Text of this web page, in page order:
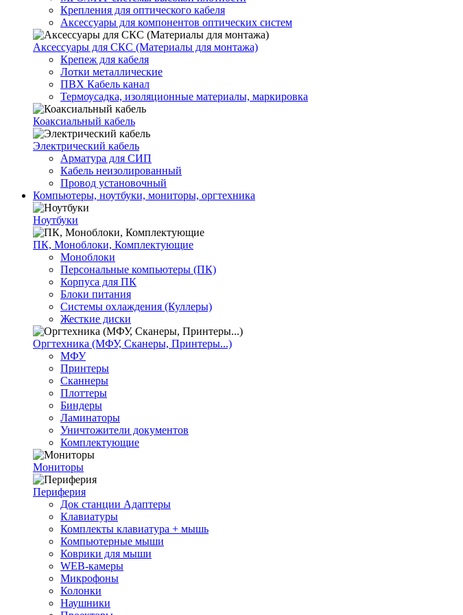
Крепления для оптического кабеля
Аксессуары для компонентов оптических систем
Аксессуары для СКС (Материалы для монтажа)
Крепеж для кабеля
Лотки металлические
ПВХ Кабель канал
Термоусадка, изоляционные материалы, маркировка
Коаксиальный кабель
Электрический кабель
Арматура для СИП
Кабель неизолированный
Провод установочный
Компьютеры, ноутбуки, мониторы, оргтехника
Ноутбуки
ПК, Моноблоки, Комплектующие
Моноблоки
Персональные компьютеры (ПК)
Корпуса для ПК
Блоки питания
Системы охлаждения (Куллеры)
Жесткие диски
Оргтехника (МФУ, Сканеры, Принтеры...)
МФУ
Принтеры
Сканнеры
Плоттеры
Биндеры
Ламинаторы
Уничтожители документов
Комплектующие
Мониторы
Периферия
Док станции Адаптеры
Клавиатуры
Комплекты клавиатура + мышь
Компьютерные мыши
Коврики для мыши
WEB-камеры
Микрофоны
Колонки
Наушники